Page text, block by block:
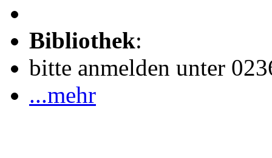
Bibliothek:
bitte anmelden unter
...mehr